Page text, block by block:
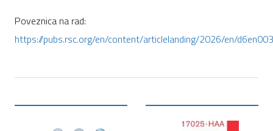
Poveznica na rad:
https://pubs.rsc.org/en/content/articlelanding/2026/en/